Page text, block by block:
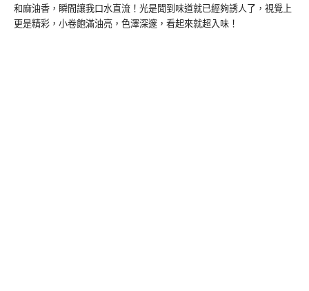
和麻油香，瞬間讓我口水直流！光是聞到味道就已經夠誘人了，視覺上
更是精彩，小卷飽滿油亮，色澤深邃，看起來就超入味！